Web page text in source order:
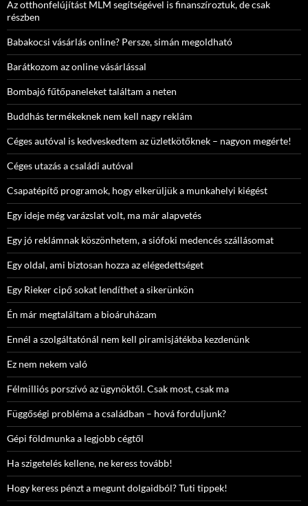
Az otthonfelújítást MLM segítségével is finanszíroztuk, de csak
részben
Babakocsi vásárlás online? Persze, simán megoldható
Barátkozom az online vásárlással
Bombajó fűtőpaneleket találtam a neten
Buddhás termékeknek nem kell nagy reklám
Céges autóval is kedveskedtem az üzletkötőknek – nagyon megérte!
Céges utazás a családi autóval
Csapatépítő programok, hogy elkerüljük a munkahelyi kiégést
Egy ideje még varázslat volt, ma már alapvetés
Egy jó reklámnak köszönhetem, a siófoki medencés szállásomat
Egy oldal, ami biztosan hozza az elégedettséget
Egy Rieker cipő sokat lendíthet a sikerünkön
Én már megtaláltam a bioáruházam
Ennél a szolgáltatónál nem kell piramisjátékba kezdenünk
Ez nem nekem való
Félmilliós porszívó az ügynöktől. Csak most, csak ma
Függőségi probléma a családban – hová forduljunk?
Gépi földmunka a legjobb cégtől
Ha szigetelés kellene, ne keress tovább!
Hogy keress pénzt a megunt dolgaidból? Tuti tippek!